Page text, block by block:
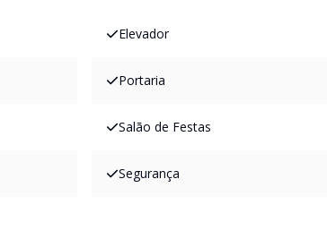
Elevador
Portaria
Salão de Festas
Segurança